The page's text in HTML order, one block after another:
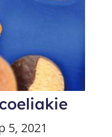
5, 2021